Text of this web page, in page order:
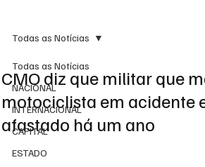
Todas as Notícias
NACIONAL
INTERNACIONAL
CAPITAL
ESTADO
Todas as Notícias
CMO diz que militar que
motociclista em acidente
afastado há um ano